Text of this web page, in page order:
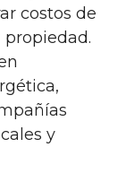
costos de
y